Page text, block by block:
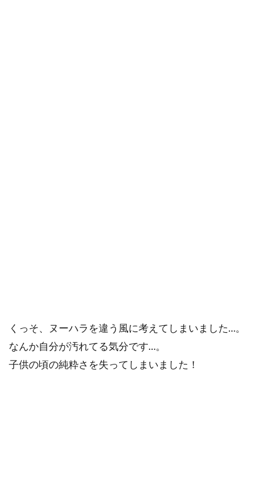
くっそ、ヌーハラを違う風に考えてしまいました…。
なんか自分が汚れてる気分です…。
子供の頃の純粋さを失ってしまいました！